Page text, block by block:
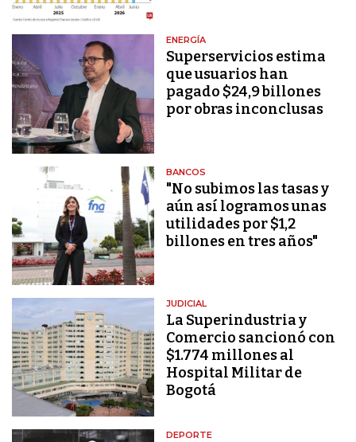
ENERGÍA
Superservicios estima
que usuarios han
pagado $24,9 billones
por obras inconclusas
BANCOS
"No subimos las tasas y
aún así logramos unas
utilidades por $1,2
billones en tres años"
JUDICIAL
La Superindustria y
Comercio sancionó con
$1.774 millones al
Hospital Militar de
Bogotá
DEPORTE